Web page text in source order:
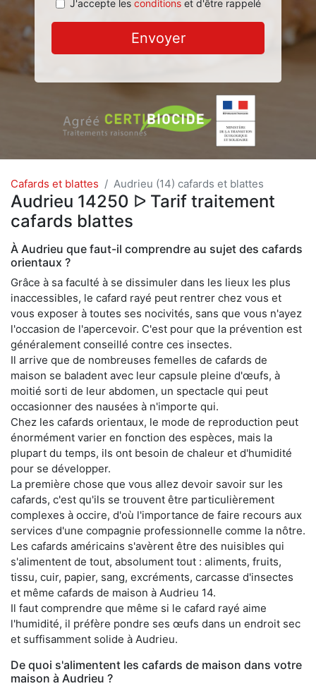
J'accepte les conditionset d'être rappelé
Envoyer
Cafards et blattes Audrieu (14) cafards et blattes
Audrieu 14250 ᐅ Tarif traitement
cafards blattes
À Audrieu que faut-il comprendre au sujet des cafards
orientaux ?
Grâce à sa faculté à se dissimuler dans les lieux les plus
inaccessibles, le cafard rayé peut rentrer chez vous et
vous exposer à toutes ses nocivités, sans que vous n'ayez
l'occasion de l'apercevoir. C'est pour que la prévention est
généralement conseillé contre ces insectes.
Il arrive que de nombreuses femelles de cafards de
maison se baladent avec leur capsule pleine d'œufs, à
moitié sorti de leur abdomen, un spectacle qui peut
occasionner des nausées à n'importe qui.
Chez les cafards orientaux, le mode de reproduction peut
énormément varier en fonction des espèces, mais la
plupart du temps, ils ont besoin de chaleur et d'humidité
pour se développer.
La première chose que vous allez devoir savoir sur les
cafards, c'est qu'ils se trouvent être particulièrement
complexes à occire, d'où l'importance de faire recours aux
services d'une compagnie professionnelle comme la nôtre.
Les cafards américains s'avèrent être des nuisibles qui
s'alimentent de tout, absolument tout : aliments, fruits,
tissu, cuir, papier, sang, excréments, carcasse d'insectes
et même cafards de maison à Audrieu 14.
Il faut comprendre que même si le cafard rayé aime
l'humidité, il préfère pondre ses œufs dans un endroit sec
et suffisamment solide à Audrieu.
De quoi s'alimentent les cafards de maison dans votre
maison à Audrieu ?